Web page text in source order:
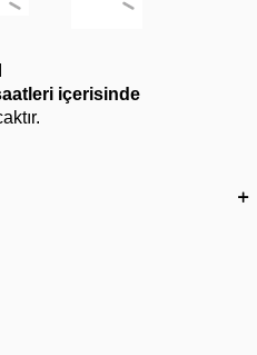
içerisinde